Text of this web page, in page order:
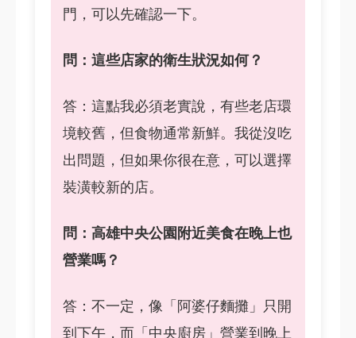
門，可以先確認一下。
問：這些店家的衛生狀況如何？
答：這點我必須老實說，有些老店環
境較舊，但食物通常新鮮。我從沒吃
出問題，但如果你很在意，可以選擇
裝潢較新的店。
問：高雄中央公園附近美食在晚上也
營業嗎？
答：不一定，像「阿婆仔麵攤」只開
到下午，而「中央廚房」營業到晚上